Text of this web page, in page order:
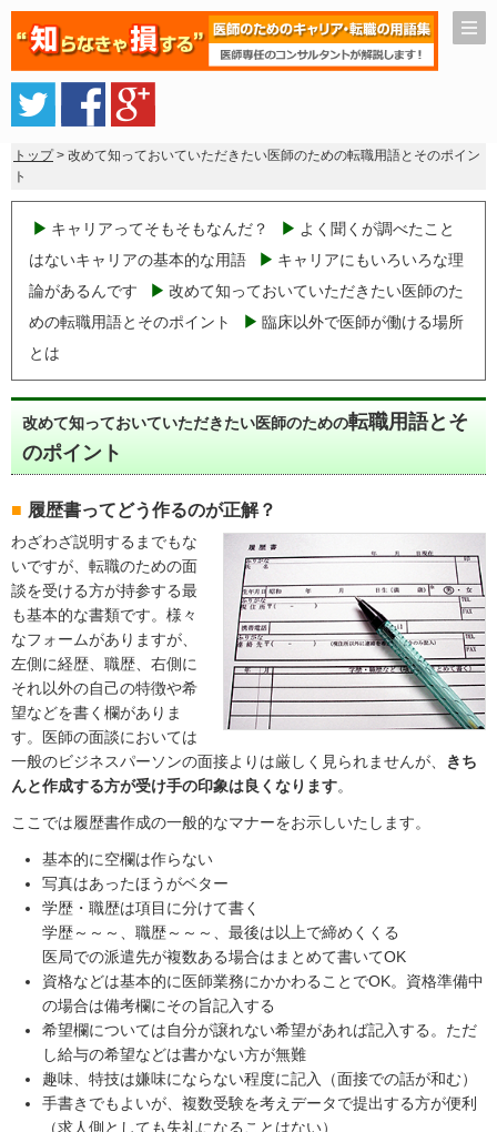
トップ> 改めて知っておいていただきたい医師のための転職用語とそのポイン
ト
キャリアってそもそもなんだ？
よく聞くが調べたこと
はないキャリアの基本的な用語
キャリアにもいろいろな理
論があるんです
改めて知っておいていただきたい医師のた
めの転職用語とそのポイント
臨床以外で医師が働ける場所
とは
改めて知っておいていただきたい医師のための転職用語とそ
のポイント
履歴書ってどう作るのが正解？
わざわざ説明するまでもな
いですが、転職のための面
談を受ける方が持参する最
も基本的な書類です。様々
なフォームがありますが、
左側に経歴、職歴、右側に
それ以外の自己の特徴や希
望などを書く欄がありま
す。医師の面談においては
一般のビジネスパーソンの面接よりは厳しく見られませんが、
きち
んと作成する方が受け手の印象は良くなります。
ここでは履歴書作成の一般的なマナーをお示しいたします。
基本的に空欄は作らない
写真はあったほうがベター
学歴・職歴は項目に分けて書く
学歴～～～、職歴～～～、最後は以上で締めくくる
医局での派遣先が複数ある場合はまとめて書いてOK
資格などは基本的に医師業務にかかわることでOK。資格準備中
の場合は備考欄にその旨記入する
希望欄については自分が譲れない希望があれば記入する。ただ
し給与の希望などは書かない方が無難
趣味、特技は嫌味にならない程度に記入（面接での話が和む）
手書きでもよいが、複数受験を考えデータで提出する方が便利
（求人側としても失礼になることはない）